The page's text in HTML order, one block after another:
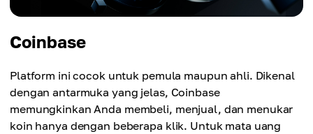
Coinbase
Platform ini cocok untuk pemula maupun ahli. Dikenal
dengan antarmuka yang jelas, Coinbase
memungkinkan Anda membeli, menjual, dan menukar
koin hanya dengan beberapa klik. Untuk mata uang